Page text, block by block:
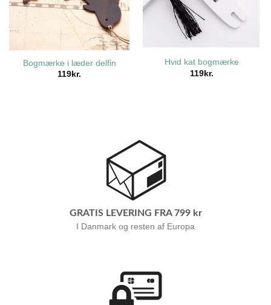
Bogmærke i læder delfin
119 kr.
Hvid kat bogmærke
119kr.
GRATIS LEVERING FRA 799 kr
I Danmark og resten af Europa